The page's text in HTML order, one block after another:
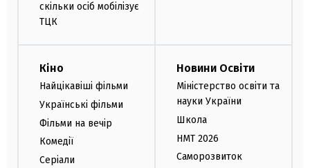
скільки осіб мобілізує
ТЦК
Кіно
Найцікавіші фільми
Українські фільми
Фільми на вечір
Комедії
Серіали
Новини Освіти
Міністерство освіти та
науки України
Школа
НМТ 2026
Саморозвиток